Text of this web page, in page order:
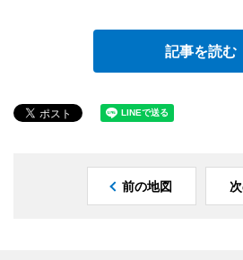
記事を読む
前の地図